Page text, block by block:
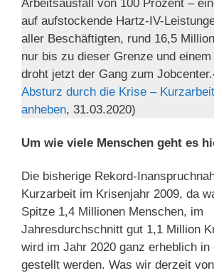
Arbeitsausfall von 100 Prozent –
auf aufstockende Hartz-IV-
aller Beschäftigten, rund 16,5
nur bis zu dieser Grenze und einem
droht jetzt der Gang zum
Absturz durch die Krise –
anheben, 31.03.2020)
Um wie viele Menschen geht es
Die bisherige Rekord-
Kurzarbeit im Krisenjahr 2009, da
Spitze 1,4 Millionen Menschen, im
Jahresdurchschnitt gut 1,1 Million
wird im Jahr 2020 ganz erheblich in
gestellt werden. Was wir derzeit